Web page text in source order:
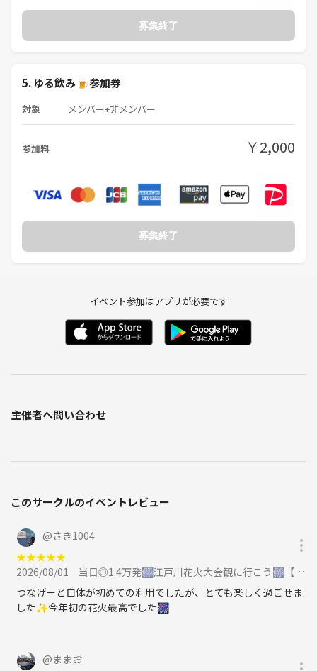
募集終了
5. ゆる飲み🍺参加券
対象 メンバー+非メンバー
参加料 ￥2,000
募集終了
イベント参加はアプリが必要です
主催者へ問い合わせ
このサークルのイベントレビュー
@さき1004
★★★★★
2026/08/01
当日◎1.4万発🎆江戸川花火大会観に行こう🎆【25-36歳1人参加限定】途中参加OK🙆‍♀️に参加
つなげーと自体が初めての利用でしたが、とても楽しく過ごせま
した✨今年初の花火最高でした🎆
@ままお